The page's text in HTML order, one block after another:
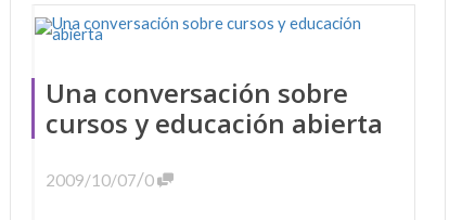
Una conversación sobre
cursos y educación abierta
2009/10/07/0